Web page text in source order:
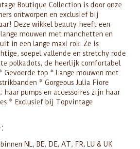
Boutique Collection is door onze
ontworpen en exclusief bij
Deze wikkel beauty heeft een
mouwen met manchetten en
in een lange maxi rok. Ze is
soepel vallende en stretchy rode
polkadots, de heerlijk comfortabel
top * Lange mouwen met
* Gorgeous Julia Fiore
haar pumps en accessoires zijn haar
* Exclusief bij Topvintage
NL, BE, DE, AT, FR, LU & UK